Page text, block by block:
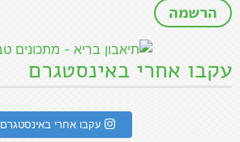
עקבו אחרי באינסטגרם
עקבו אחרי באינסטגרם